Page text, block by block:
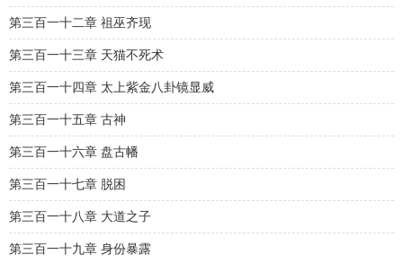
第三百一十二章 祖巫齐现
第三百一十三章 天猫不死术
第三百一十四章 太上紫金八卦镜显威
第三百一十五章 古神
第三百一十六章 盘古幡
第三百一十七章 脱困
第三百一十八章 大道之子
第三百一十九章 身份暴露